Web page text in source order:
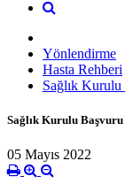
Yönlendirme
Hasta Rehberi
Sağlık
Sağlık Kurulu
05 Mayıs 2022